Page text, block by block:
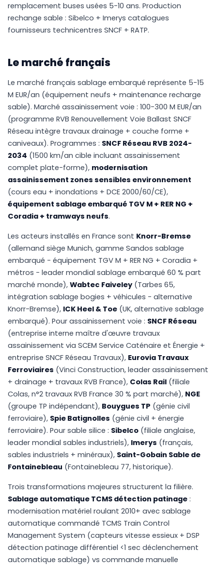
remplacement buses usées 5-10 ans. Production
rechange sable : Sibelco + Imerys catalogues
fournisseurs technicentres SNCF + RATP.
Le marché français
Le marché français sablage embarqué représente 5-15
M EUR/an (équipement neufs + maintenance recharge
sable). Marché assainissement voie : 100-300 M EUR/an
(programme RVB Renouvellement Voie Ballast SNCF
Réseau intègre travaux drainage + couche forme +
caniveaux). Programmes : SNCF Réseau RVB 2024-
2034 (1500 km/an cible incluant assainissement
complet plate-forme), modernisation
assainissement zones sensibles environnement
(cours eau + inondations + DCE 2000/60/CE),
équipement sablage embarqué TGV M + RER NG +
Coradia + tramways neufs.
Les acteurs installés en France sont Knorr-Bremse
(allemand siège Munich, gamme Sandos sablage
embarqué - équipement TGV M + RER NG + Coradia +
métros - leader mondial sablage embarqué 60 % part
marché monde), Wabtec Faiveley(Tarbes 65,
intégration sablage bogies + véhicules - alternative
Knorr-Bremse), ICK Heel & Toe (UK, alternative sablage
embarqué). Pour assainissement voie : SNCF Réseau
(entreprise interne maître d'œuvre travaux
assainissement via SCEM Service Caténaire et Énergie +
entreprise SNCF Réseau Travaux), Eurovia Travaux
Ferroviaires (Vinci Construction, leader assainissement
+ drainage + travaux RVB France), Colas Rail (filiale
Colas, n°2 travaux RVB France 30 % part marché), NGE
(groupe TP indépendant), Bouygues TP (génie civil
ferroviaire), Spie Batignolles (génie civil + énergie
ferroviaire). Pour sable silice : Sibelco (filiale anglaise,
leader mondial sables industriels), Imerys (français,
sables industriels + minéraux), Saint-Gobain Sable de
Fontainebleau (Fontainebleau 77, historique).
Trois transformations majeures structurent la filière.
Sablage automatique TCMS détection patinage :
modernisation matériel roulant 2010+ avec sablage
automatique commandé TCMS Train Control
Management System (capteurs vitesse essieux + DSP
détection patinage différentiel <1 sec déclenchement
automatique sablage) vs commande manuelle